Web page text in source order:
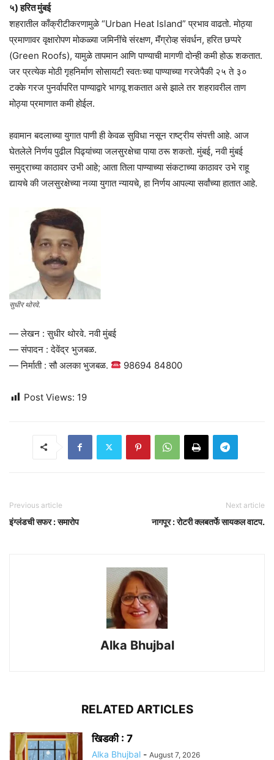
५) हरित मुंबई
शहरातील काँक्रीटीकरणामुळे “Urban Heat Island” प्रभाव वाढतो. मोठ्या
प्रमाणावर वृक्षारोपण मोकळ्या जमिनींचे संरक्षण, मॅंग्रोव्ह संवर्धन, हरित छप्परे
(Green Roofs), यामुळे तापमान आणि पाण्याची मागणी दोन्ही कमी होऊ शकतात.
जर प्रत्येक मोठी गृहनिर्माण सोसायटी स्वतःच्या पाण्याच्या गरजेपैकी २५ ते ३०
टक्के गरज पुनर्वापरित पाण्याद्वारे भागवू शकतात असे झाले तर शहरावरील ताण
मोठ्या प्रमाणात कमी होईल.
हवामान बदलाच्या युगात पाणी ही केवळ सुविधा नसून राष्ट्रीय संपत्ती आहे. आज
घेतलेले निर्णय पुढील पिढ्यांच्या जलसुरक्षेचा पाया ठरू शकतो. मुंबई, नवी मुंबई
समुद्राच्या काठावर उभी आहे; आता तिला पाण्याच्या संकटाच्या काठावर उभे राहू
द्यायचे की जलसुरक्षेच्या नव्या युगात न्यायचे, हा निर्णय आपल्या सर्वांच्या हातात आहे.
सुधीर थोरवे.
— लेखन : सुधीर थोरवे. नवी मुंबई
— संपादन : देवेंद्र भुजबळ.
— निर्माती : सौ अलका भुजबळ.
98694 84800
Post Views: 19
Previous article
इंग्लंडची सफर : समारोप
Next article
नागपूर : रोटरी क्लबतर्फे सायकल वाटप.
Alka Bhujbal
RELATED ARTICLES
खिडकी : 7
Alka Bhujbal - August 7, 2026